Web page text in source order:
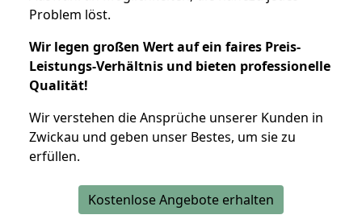
Problem löst.
Wir legen großen Wert auf ein faires Preis-
Leistungs-Verhältnis und bieten professionelle
Qualität!
Wir verstehen die Ansprüche unserer Kunden in
Zwickau und geben unser Bestes, um sie zu
erfüllen.
Kostenlose Angebote erhalten